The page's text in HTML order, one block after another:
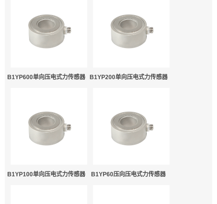
B1YP600单向压电式力传感器 B1YP200单向压电式力传感器
B1YP100单向压电式力传感器 B1YP60压向压电式力传感器